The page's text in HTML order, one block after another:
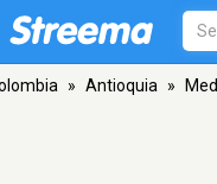
» Antioquia »